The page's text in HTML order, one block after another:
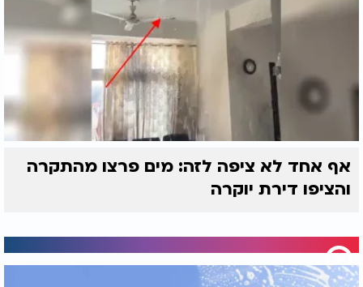
אף אחד לא ציפה לזה: מים פרצו מהתקרה
והציפו דירת יוקרה